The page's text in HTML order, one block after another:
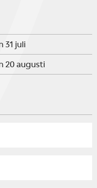
31 juli
20 augusti